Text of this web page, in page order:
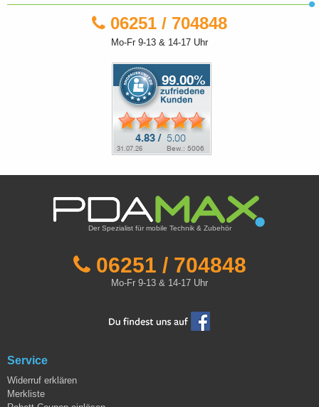
06251 / 704848
Mo-Fr 9-13 & 14-17 Uhr
Der Spezialist für mobile Technik & Zubehör
06251 / 704848
Mo-Fr 9-13 & 14-17 Uhr
Service
Widerruf erklären
Merkliste